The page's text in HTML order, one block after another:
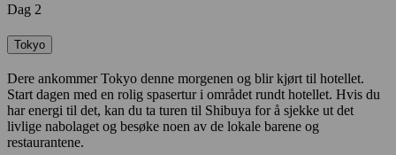
Dag 2
Tokyo
Dere ankommer Tokyo denne morgenen og blir kjørt til hotellet.
Start dagen med en rolig spasertur i området rundt hotellet. Hvis du
har energi til det, kan du ta turen til Shibuya for å sjekke ut det
livlige nabolaget og besøke noen av de lokale barene og
restaurantene.